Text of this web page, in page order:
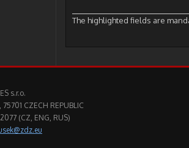
The highlighted fields are
s.r.o.
CZECH REPUBLIC
(CZ, ENG, RUS)